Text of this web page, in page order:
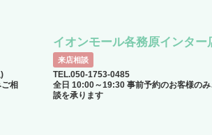
相
イオンモール各務原インター
来店相談
TEL.050-1753-0485
全日 10:00～19:30 事前予約のお客様の
談を承ります